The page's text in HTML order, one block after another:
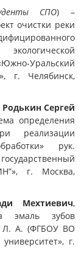
СПО) –
очистки реки
Уральский
г. Челябинск,
Родькин Сергей
определения
реализации
рук.
г. Москва,
Мехтиевич,
эмаль зубов
Л. А. (ФГБОУ ВО
г.